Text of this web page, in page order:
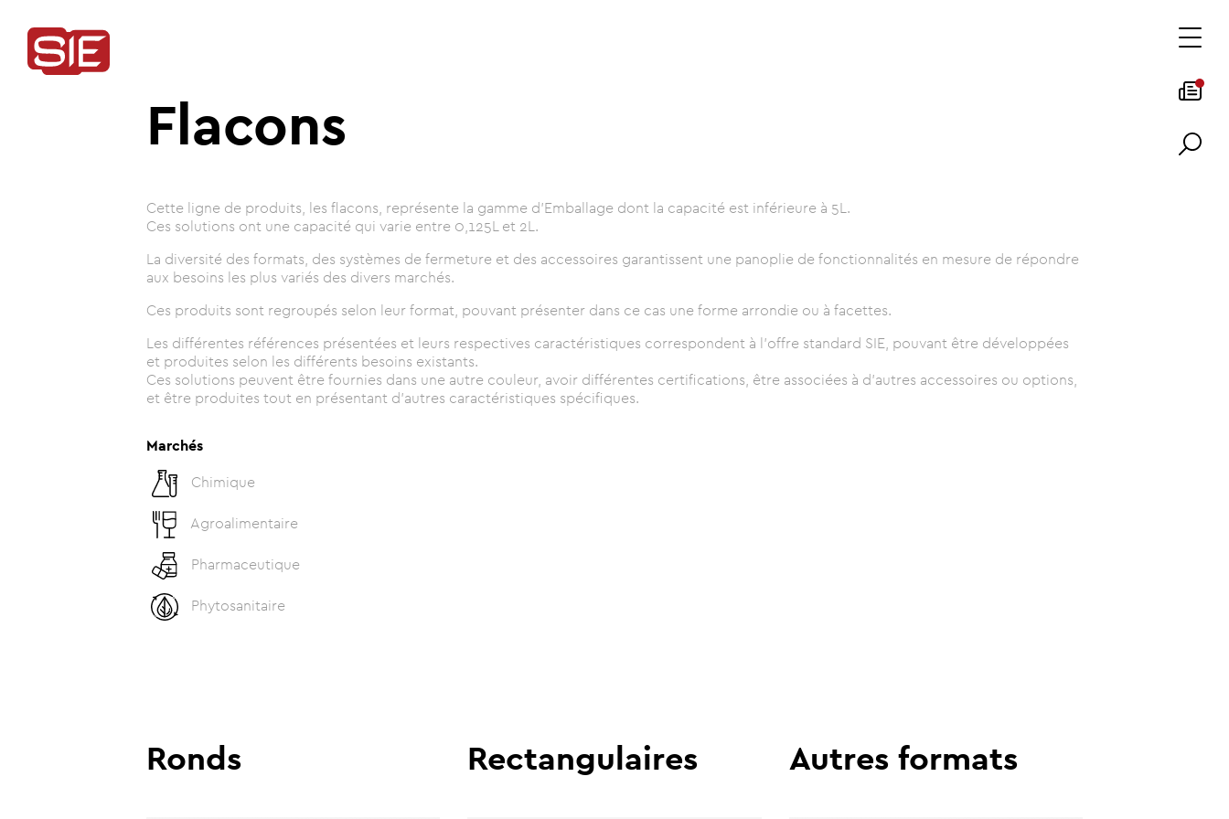
Flacons
Cette ligne de produits, les flacons, représente la gamme d'Emballage dont la capacité est inférieure à 5L.
Ces solutions ont une capacité qui varie entre 0,125L et 2L.
La diversité des formats, des systèmes de fermeture et des accessoires garantissent une panoplie de fonctionnalités en mesure de répondre
aux besoins les plus variés des divers marchés.
Ces produits sont regroupés selon leur format, pouvant présenter dans ce cas une forme arrondie ou à facettes.
Les différentes références présentées et leurs respectives caractéristiques correspondent à l'offre standard SIE, pouvant être développées
et produites selon les différents besoins existants.
Ces solutions peuvent être fournies dans une autre couleur, avoir différentes certifications, être associées à d'autres accessoires ou options,
et être produites tout en présentant d'autres caractéristiques spécifiques.
Marchés
Chimique
Agroalimentaire
Pharmaceutique
Phytosanitaire
Ronds Rectangulaires Autres formats